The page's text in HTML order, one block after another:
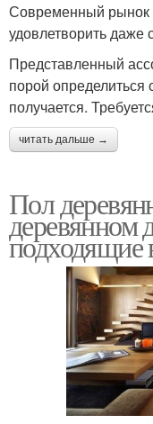
Современный рынок
удовлетворить даже
Представленный
порой определиться
получается.
читать дальше →
Пол
деревянном
подходящие